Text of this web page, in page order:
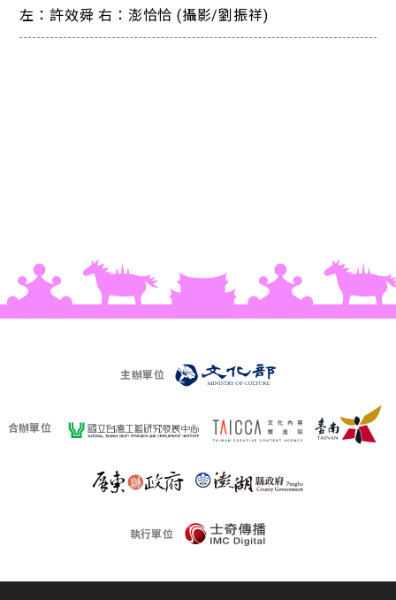
左：許效舜 右：澎恰恰 (攝影/劉振祥)
主辦單位
合辦單位
執行單位